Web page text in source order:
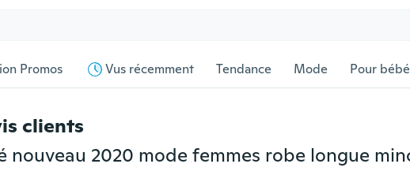
Promos Vus récemment Tendance Mode Pour bébé
clients